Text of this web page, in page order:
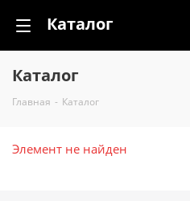
Каталог
Каталог
Главная - Каталог
Элемент не найден